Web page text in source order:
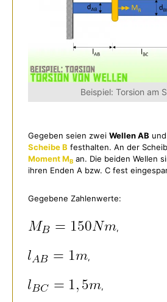
Beispiel: Torsion am
Gegeben seien zwei Wellen AB und
Scheibe B festhalten. An der
Moment MB an. Die beiden Wellen
ihren Enden A bzw. C fest
Gegebene Zahlenwerte:
,
,
,